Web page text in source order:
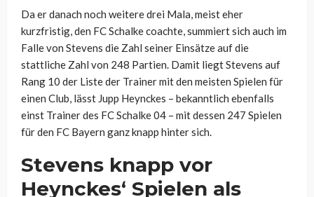
Da er danach noch weitere drei Mala, meist eher
kurzfristig, den FC Schalke coachte, summiert sich auch im
Falle von Stevens die Zahl seiner Einsätze auf die
stattliche Zahl von 248 Partien. Damit liegt Stevens auf
Rang 10 der Liste der Trainer mit den meisten Spielen für
einen Club, lässt Jupp Heynckes – bekanntlich ebenfalls
einst Trainer des FC Schalke 04 – mit dessen 247 Spielen
für den FC Bayern ganz knapp hinter sich.
Stevens knapp vor
Heynckes‘ Spielen als